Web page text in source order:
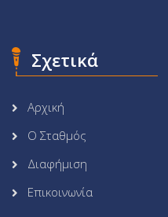
Σχετικά
Αρχική
Ο Σταθμός
Διαφήμιση
Επικοινωνία